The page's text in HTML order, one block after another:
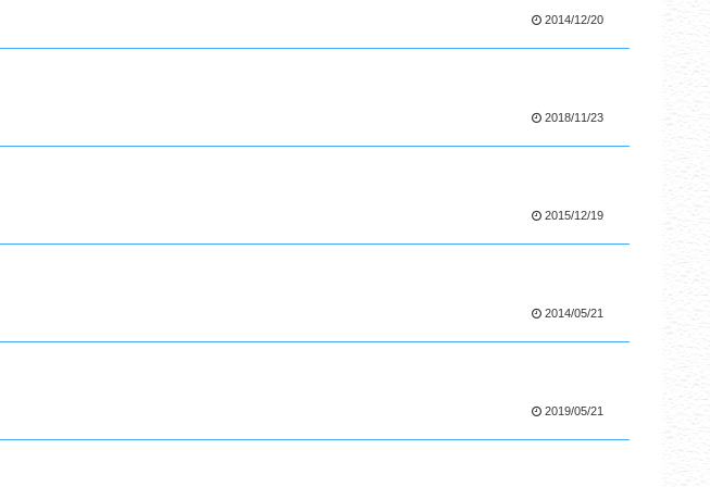
2014/12/20
2018/11/23
2015/12/19
2014/05/21
2019/05/21